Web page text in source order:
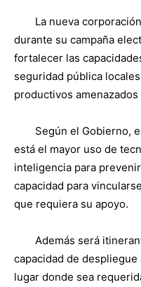
La nueva
durante su campaña
fortalecer las
seguridad pública
productivos
Según el Gobierno,
está el mayor uso de
inteligencia para
capacidad para
que requiera su apoyo.
Además será
capacidad de
lugar donde sea